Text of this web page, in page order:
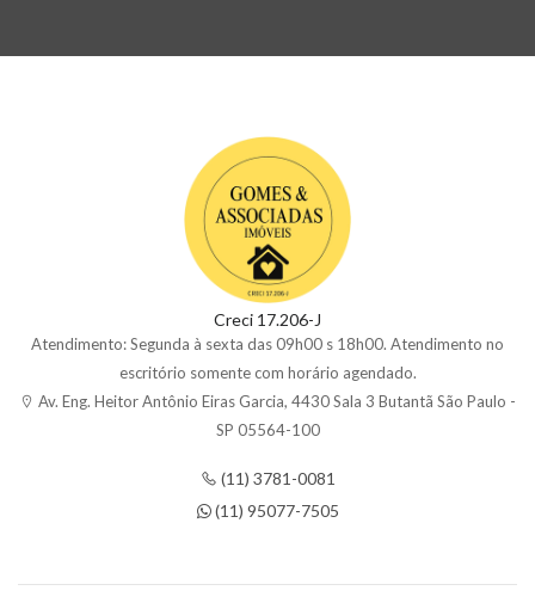
Creci 17.206-J
Atendimento: Segunda à sexta das 09h00 s 18h00. Atendimento no
escritório somente com horário agendado.
Av. Eng. Heitor Antônio Eiras Garcia, 4430 Sala 3 Butantã São Paulo -
SP 05564-100
(11) 3781-0081
(11) 95077-7505